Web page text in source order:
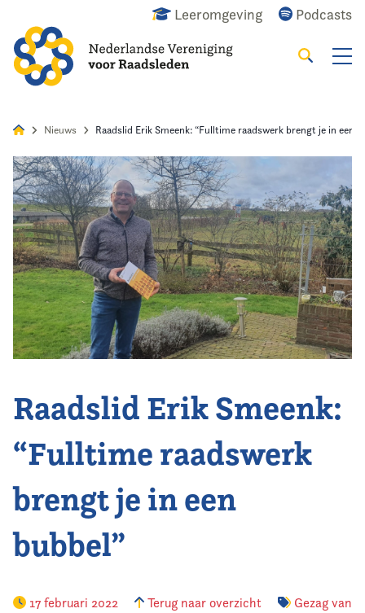
Leeromgeving Podcasts
Zoeken
Home
Agenda
Nieuws
Opleiding
Kennis & Informatie
Vereniging
Contact
Nieuws Raadslid Erik Smeenk: “Fulltime raadswerk brengt je in een
Raadslid Erik Smeenk:
“Fulltime raadswerk
brengt je in een
bubbel”
17 februari 2022 Terug naar overzicht
Gezag van